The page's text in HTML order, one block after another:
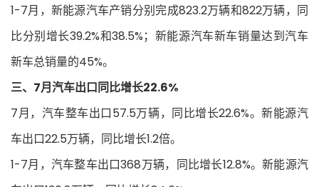
1-7月，新能源汽车产销分别完成823.2万辆和822万辆，同
比分别增长39.2%和38.5%；新能源汽车新车销量达到汽车
新车总销量的45%。
三、7月汽车出口同比增长22.6%
7月，汽车整车出口57.5万辆，同比增长22.6%。新能源汽
车出口22.5万辆，同比增长1.2倍。
1-7月，汽车整车出口368万辆，同比增长12.8%。新能源汽